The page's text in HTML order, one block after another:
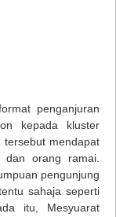
penganjuran
kepada kluster
tersebut mendapat
dan orang ramai.
pengunjung
sahaja seperti
itu, Mesyuarat